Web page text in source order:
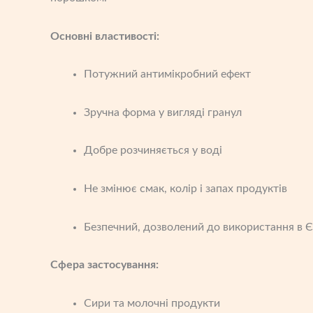
Основні властивості:
Потужний антимікробний ефект
Зручна форма у вигляді гранул
Добре розчиняється у воді
Не змінює смак, колір і запах продуктів
Безпечний, дозволений до використання в
Сфера застосування:
Сири та молочні продукти